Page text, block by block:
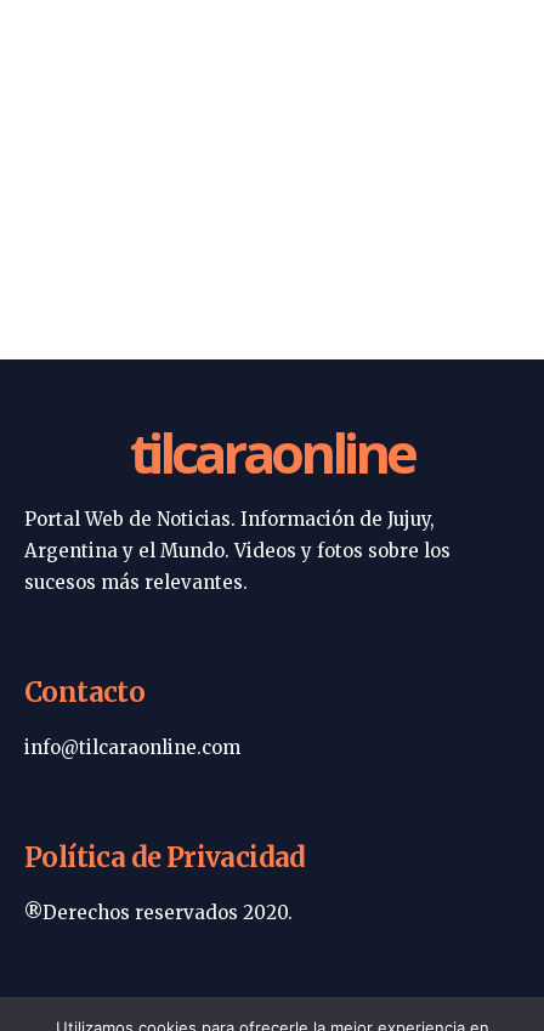
tilcaraonline
Portal Web de Noticias. Información de Jujuy,
Argentina y el Mundo. Videos y fotos sobre los
sucesos más relevantes.
Contacto
info@tilcaraonline.com
Política de Privacidad
®Derechos reservados 2020.
Portada | Tilcara Online